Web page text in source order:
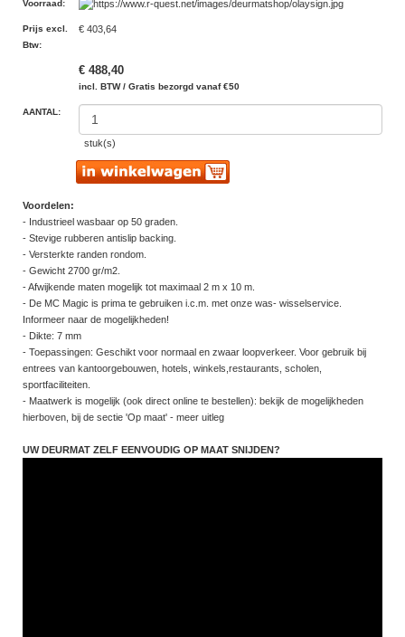
Voorraad :
Prijs excl.
Btw:
€ 403,64
€ 488,40
incl. BTW / Gratis bezorgd vanaf €50
AANTAL:
stuk(s)
Voordelen:
- Industrieel wasbaar op 50 graden.
- Stevige rubberen antislip backing.
- Versterkte randen rondom.
- Gewicht 2700 gr/m2.
- Afwijkende maten mogelijk tot maximaal 2 m x 10 m.
- De MC Magic is prima te gebruiken i.c.m. met onze was- wisselservice.
Informeer naar de mogelijkheden!
- Dikte: 7 mm
- Toepassingen: Geschikt voor normaal en zwaar loopverkeer. Voor gebruik bij
entrees van kantoorgebouwen, hotels, winkels,restaurants, scholen,
sportfaciliteiten.
- Maatwerk is mogelijk (ook direct online te bestellen): bekijk de mogelijkheden
hierboven, bij de sectie 'Op maat' - meer uitleg
UW DEURMAT ZELF EENVOUDIG OP MAAT SNIJDEN?